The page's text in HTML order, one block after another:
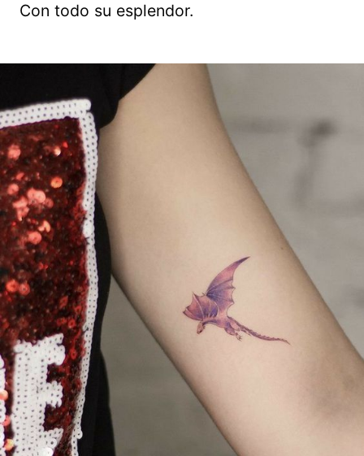
Con todo su esplendor.